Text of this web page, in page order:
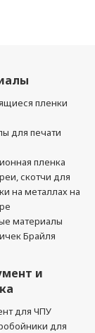
пленки
для печати
пленка
скотчи для
на металлах на
материалы
Брайля
и
для ЧПУ
для